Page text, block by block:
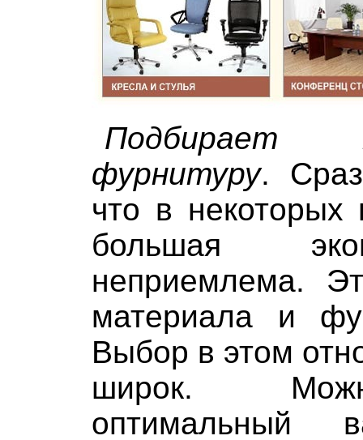
Подбирает
фурнитуру.
что в некоторых
большая
неприемлема.
материала и
Выбор в этом
широк.
оптимальный